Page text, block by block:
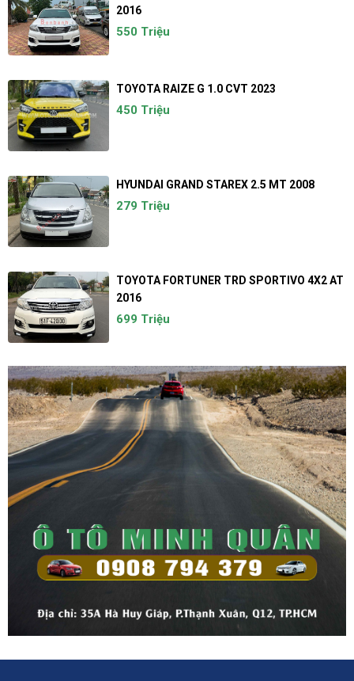
2016
550 Triệu
TOYOTA RAIZE G 1.0 CVT 2023
450 Triệu
HYUNDAI GRAND STAREX 2.5 MT 2008
279 Triệu
TOYOTA FORTUNER TRD SPORTIVO 4X2 AT
2016
699 Triệu